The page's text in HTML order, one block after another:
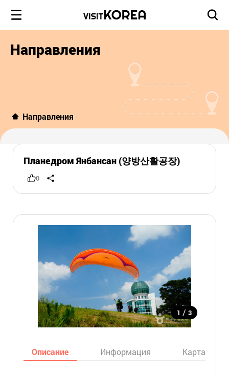
Направления
Направления
Планедром Янбансан (양방산활공장)
0
1 / 3
Описание Информация Карта